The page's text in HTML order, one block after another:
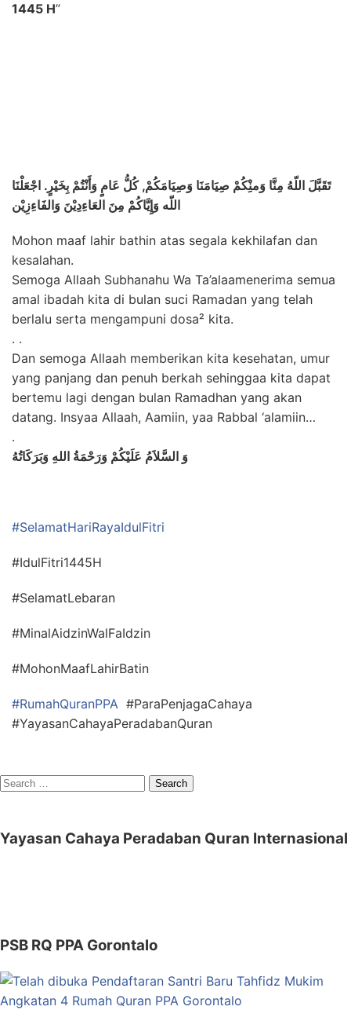
1445 H”
تَقَبَّلَ اللّهُ مِنَّا وَمنِْكُمْ صِيَامَنَا وَصِيَامَكُمْ, كُلُّ عَامٍ وَأَنْتُمْ بِخَيْرٍ. اجْعَلْنَا
اللّه وَإِيَّاكُمْ مِنَ العَاءِدِيْنَ وَالفَاءِزِيْن
Mohon maaf lahir bathin atas segala kekhilafan dan
kesalahan.
Semoga Allaah Subhanahu Wa Ta’alaamenerima semua
amal ibadah kita di bulan suci Ramadan yang telah
berlalu serta mengampuni dosa² kita.
. .
Dan semoga Allaah memberikan kita kesehatan, umur
yang panjang dan penuh berkah sehinggaa kita dapat
bertemu lagi dengan bulan Ramadhan yang akan
datang. Insyaa Allaah, Aamiin, yaa Rabbal ‘alamiin…
.
وَ السَّلاَمُ عَلَيْكُمْ وَرَحْمَةُ اللهِ وَبَرَكَاتُهُ
#SelamatHariRayaIdulFitri
#IdulFitri1445H
#SelamatLebaran
#MinalAidzinWalFaIdzin
#MohonMaafLahirBatin
#RumahQuranPPA #ParaPenjagaCahaya
#YayasanCahayaPeradabanQuran
Search
Yayasan Cahaya Peradaban Quran Internasional
PSB RQ PPA Gorontalo